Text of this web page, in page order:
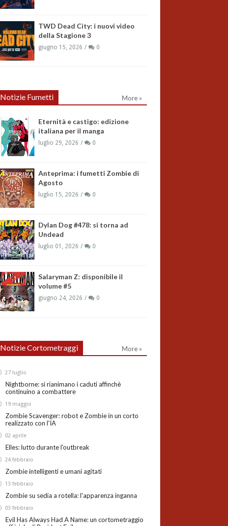
TWD Dead City: i nuovi video
della Stagione 3
giugno 15, 2026 0
Notizie Fumetti More »
Eternità e castigo: edizione
italiana per il manga
luglio 29, 2026 0
Anteprima: i fumetti Zombie di
Agosto
luglio 15, 2026 0
Dylan Dog #478: si torna ad
Undead
luglio 01, 2026 0
Salaryman Z: disponibile il
volume #5
giugno 24, 2026 0
Notizie Cortometraggi More »
Nightborne: si rianimano i caduti affinchè
continuino a combattere
27 luglio
Zombie Scavenger: robot e Zombie in un corto
realizzato con l'IA
19 maggio
Elles: lutto durante l'outbreak
02 aprile
Zombie intelligenti e umani agitati
24 febbraio
Zombie su sedia a rotella: l'apparenza inganna
13 febbraio
Evil Has Always Had A Name: un cortometraggio
03 febbraio